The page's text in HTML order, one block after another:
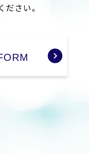
お問い合わせ
さい。